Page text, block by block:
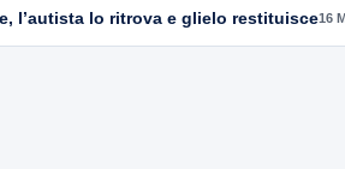
l’autista lo ritrova e glielo restituisce16